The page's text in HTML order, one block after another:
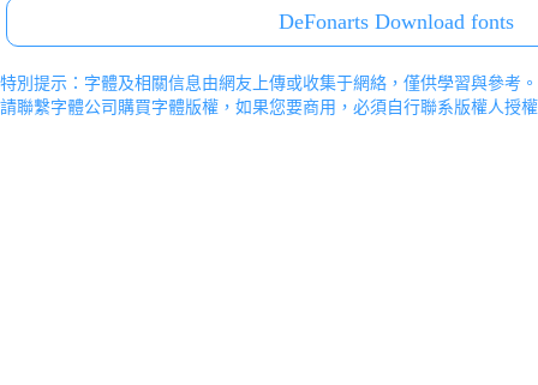
DeFonarts Download fonts
特別提示：字體及相關信息由網友上傳或收集于網絡，僅供學習與參考
請聯繫字體公司購買字體版權，如果您要商用，必須自行聯系版權人授